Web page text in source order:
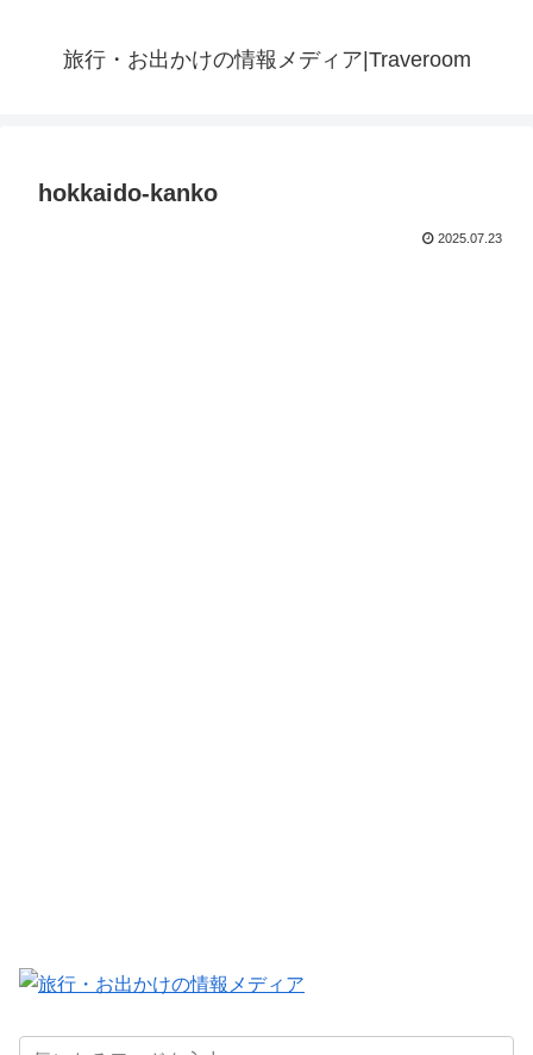
旅行・お出かけの情報メディア|Traveroom
hokkaido-kanko
2025.07.23